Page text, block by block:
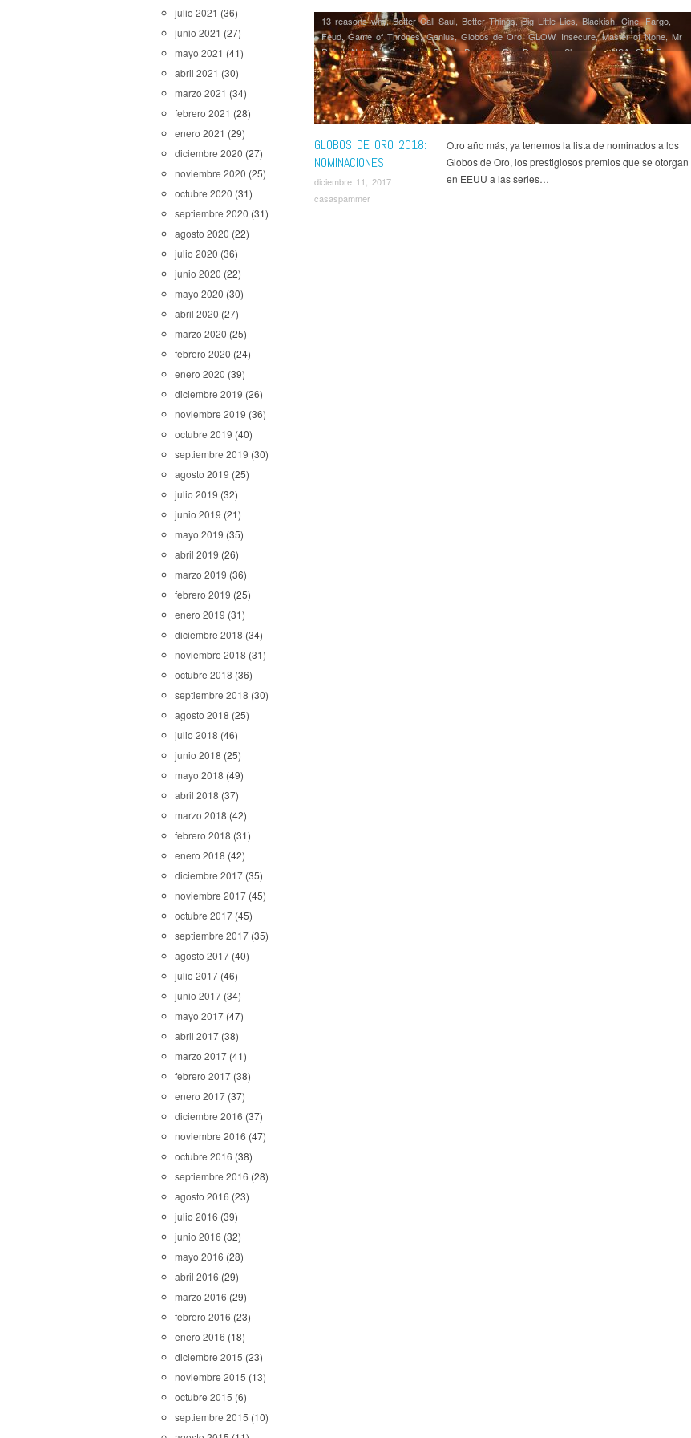
julio 2021 (36)
junio 2021 (27)
mayo 2021 (41)
abril 2021 (30)
marzo 2021 (34)
febrero 2021 (28)
enero 2021 (29)
diciembre 2020 (27)
noviembre 2020 (25)
octubre 2020 (31)
septiembre 2020 (31)
agosto 2020 (22)
julio 2020 (36)
junio 2020 (22)
mayo 2020 (30)
abril 2020 (27)
marzo 2020 (25)
febrero 2020 (24)
enero 2020 (39)
diciembre 2019 (26)
noviembre 2019 (36)
octubre 2019 (40)
septiembre 2019 (30)
agosto 2019 (25)
julio 2019 (32)
junio 2019 (21)
mayo 2019 (35)
abril 2019 (26)
marzo 2019 (36)
febrero 2019 (25)
enero 2019 (31)
diciembre 2018 (34)
noviembre 2018 (31)
octubre 2018 (36)
septiembre 2018 (30)
agosto 2018 (25)
julio 2018 (46)
junio 2018 (25)
mayo 2018 (49)
abril 2018 (37)
marzo 2018 (42)
febrero 2018 (31)
enero 2018 (42)
diciembre 2017 (35)
noviembre 2017 (45)
octubre 2017 (45)
septiembre 2017 (35)
agosto 2017 (40)
julio 2017 (46)
junio 2017 (34)
mayo 2017 (47)
abril 2017 (38)
marzo 2017 (41)
febrero 2017 (38)
enero 2017 (37)
diciembre 2016 (37)
noviembre 2016 (47)
octubre 2016 (38)
septiembre 2016 (28)
agosto 2016 (23)
julio 2016 (39)
junio 2016 (32)
mayo 2016 (28)
abril 2016 (29)
marzo 2016 (29)
febrero 2016 (23)
enero 2016 (18)
diciembre 2015 (23)
noviembre 2015 (13)
octubre 2015 (6)
septiembre 2015 (10)
GLOBOS DE ORO 2018:
NOMINACIONES
diciembre 11, 2017
casaspammer
13 reasons why,Better Call Saul, Better Things,Big Little Lies,Blackish,Cine,Fargo,
Feud,Game of Thrones,Genius, Globos de Oro,GLOW, Insecure,Master of None,Mr
Robot,Noticias,Outlander,Ozark,Premios,Ray Donovan Shameless USA, SMILF,
Stranger Things,The Crown,The Deuce,The Good Doctor The Handmaid's Tale,The
Marvelous Mrs. Maisel,The Sinner ,The Wizard of Lies, The Young Pope,This Is Us,
Top of the Lake,Twin Peaks,Will & Grace
Otro año más, ya tenemos la lista de nominados a los
Globos de Oro, los prestigiosos premios que se otorgan
en EEUU a las series…